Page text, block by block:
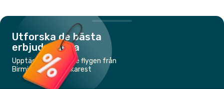
Utforska de bästa
erbjudandena
Upptäck de billigaste flygen från
Birmingham till Bukarest